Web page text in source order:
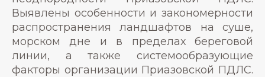
Выявлены особенности и закономерности
распространения ландшафтов на суше,
морском дне и в пределах береговой
линии, а также системообразующие
факторы организации Приазовской ПДЛС.